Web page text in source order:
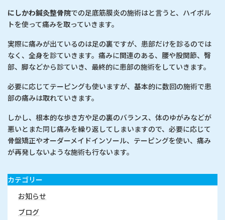
にしかわ鍼灸整骨院での足底筋膜炎の施術はと言うと、ハイボル
トを使って痛みを取っていきます。
実際に痛みが出ているのは足の裏ですが、患部だけを診るのでは
なく、全身を診ていきます。痛みに関連のある、腰や股関節、臀
部、脚などから診ていき、最終的に患部の施術をしていきます。
必要に応じてテーピングも使いますが、基本的に数回の施術で患
部の痛みは取れていきます。
しかし、根本的な歩き方や足の裏のバランス、体のゆがみなどが
悪いとまた同じ痛みを繰り返してしまいますので、必要に応じて
骨盤矯正やオーダーメイドインソール、テーピングを使い、痛み
が再発しないような施術も行ないます。
カテゴリー
お知らせ
ブログ